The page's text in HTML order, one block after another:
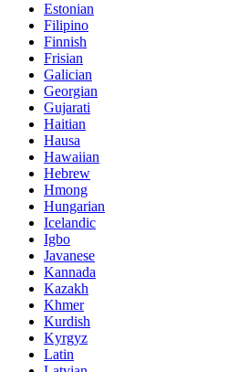
Estonian
Filipino
Finnish
Frisian
Galician
Georgian
Gujarati
Haitian
Hausa
Hawaiian
Hebrew
Hmong
Hungarian
Icelandic
Igbo
Javanese
Kannada
Kazakh
Khmer
Kurdish
Kyrgyz
Latin